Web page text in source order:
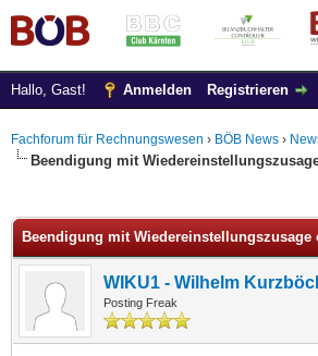
Hallo, Gast! Anmelden Registrieren
Fachforum für Rechnungswesen › BÖB News ›
Beendigung mit
Beendigung mit
WIKU1 - Wilhelm
Posting Freak